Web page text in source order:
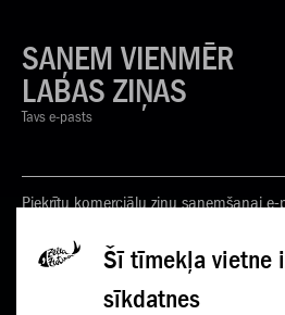
Šī tīmekļa vietne
sīkdatnes
SAŅEM VIENMĒR
LABAS ZIŅAS
Tavs e-pasts
Piekrītu komerciālu ziņu saņemšanai